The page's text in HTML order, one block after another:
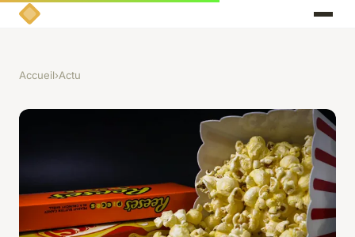
Accueil›Actu